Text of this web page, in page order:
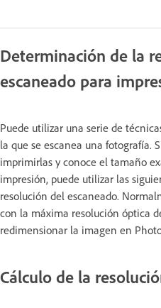
Determinación de la
escaneado para
Puede utilizar una serie de
la que se escanea una fotografía.
imprimirlas y conoce el tamaño
impresión, puede utilizar las
resolución del escaneado.
con la máxima resolución óptica
redimensionar la imagen en
Cálculo de la